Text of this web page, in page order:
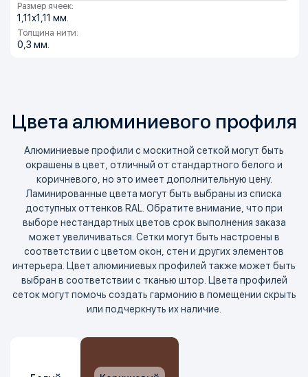
Размер ячеек:
1,11х1,11 мм.
Толщина нити:
0,3 мм.
Цвета алюминиевого профиля
Алюминиевые профили с москитной сеткой могут быть
окрашены в цвет, отличный от стандартного белого и
коричневого, но это имеет дополнительную цену.
Ламинированные цвета могут быть выбраны из списка
доступных оттенков RAL. Обратите внимание, что при
выборе нестандартных цветов срок выполнения заказа
может увеличиваться. Сетки могут быть настроены в
соответствии с цветом окон, стен и других элементов
интерьера. Цвет алюминиевых профилей также может быть
выбран в соответствии с тканью штор. Цвета профилей
сеток могут помочь создать гармонию в помещении скрыть
или подчеркнуть их наличие.